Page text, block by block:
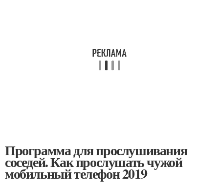
Программа для прослушивания
соседей. Как прослушать чужой
мобильный телефон 2019